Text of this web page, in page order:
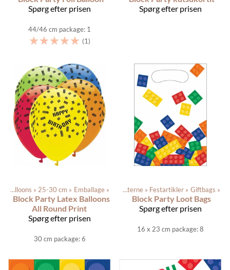
Spørg efter prisen
44/46 cm package: 1
☆☆☆☆☆ (1)
Spørg efter prisen
Latex balloons ‪» 25-30 cm ‪» Emballage ‪»
Block Party Latex Balloons
All Round Print
Spørg efter prisen
30 cm package: 6
Produkterne ‪» Festartikler ‪» Giftbags ‪»
Block Party Loot Bags
Spørg efter prisen
16 x 23 cm package: 8